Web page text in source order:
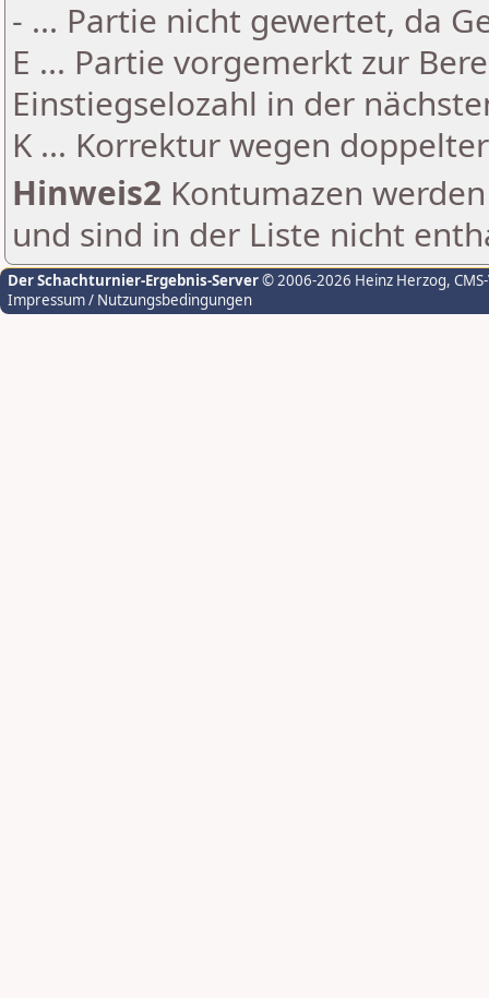
- ... Partie nicht gewertet, da
E ... Partie vorgemerkt zur
Einstiegselozahl in der
K ... Korrektur wegen
Hinweis2 Kontumazen
und sind in der Liste nicht
Der Schachturnier-Ergebnis-Server© 2006-2026 Heinz Herzog,
Impressum / Nutzungsbedingungen